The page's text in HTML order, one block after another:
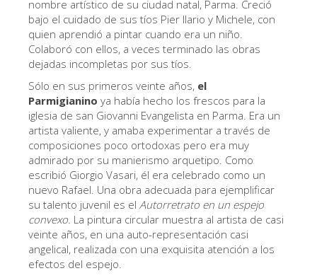
Las obras
Las salas
Los Artistas
Las nuevas salas
Otros Museos
Museo del Bargello
Galería de la Academia
Galería Palatina
Capillas de los Medici
Museo de San Marcos
Museo Arqueológico
nombre artístico de su ciudad natal, Parma. Creció
bajo el cuidado de sus tíos Pier Ilario y Michele, con
quien aprendió a pintar cuando era un niño.
Colaboró con ellos, a veces terminado las obras
dejadas incompletas por sus tíos.
Sólo en sus primeros veinte años, el
Parmigianino ya había hecho los frescos para la
iglesia de san Giovanni Evangelista en Parma. Era un
artista valiente, y amaba experimentar a través de
composiciones poco ortodoxas pero era muy
admirado por su manierismo arquetipo. Como
escribió Giorgio Vasari, él era celebrado como un
nuevo Rafael. Una obra adecuada para ejemplificar
su talento juvenil es el Autorretrato en un espejo
convexo. La pintura circular muestra al artista de casi
veinte años, en una auto-representación casi
angelical, realizada con una exquisita atención a los
efectos del espejo.